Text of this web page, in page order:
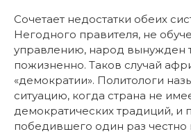
Сочетает недостатки обеих
Негодного правителя, не
управлению, народ вынужден
пожизненно. Таков случай
«демократии». Политологи
ситуацию, когда страна не
демократических традиций, и
победившего один раз честно